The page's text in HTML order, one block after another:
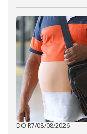
DO R7/08/08/2026